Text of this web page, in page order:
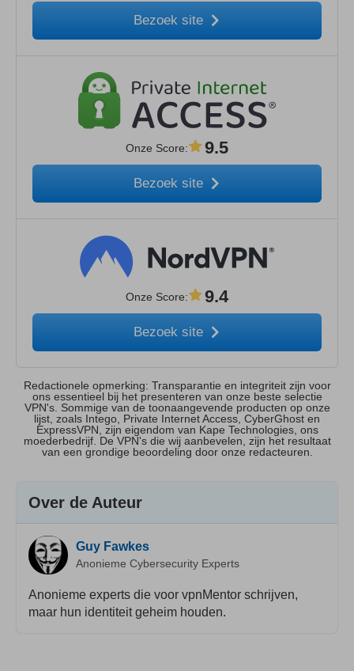
Bezoek site
Onze Score: 9.5
Bezoek site
Onze Score: 9.4
Bezoek site
Redactionele opmerking: Transparantie en integriteit zijn voor
ons essentieel bij het presenteren van onze beste selectie
VPN's. Sommige van de toonaangevende producten op onze
lijst, zoals Intego, Private Internet Access, CyberGhost en
ExpressVPN, zijn eigendom van Kape Technologies, ons
moederbedrijf. De VPN's die wij aanbevelen, zijn het resultaat
van een grondige beoordeling door onze redacteuren.
Over de Auteur
Guy Fawkes
Anonieme Cybersecurity Experts
Anonieme experts die voor vpnMentor schrijven,
maar hun identiteit geheim houden.